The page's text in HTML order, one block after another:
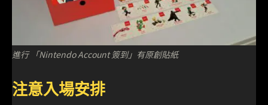
進行 「Nintendo Account 簽到」有原創貼紙
注意入場安排